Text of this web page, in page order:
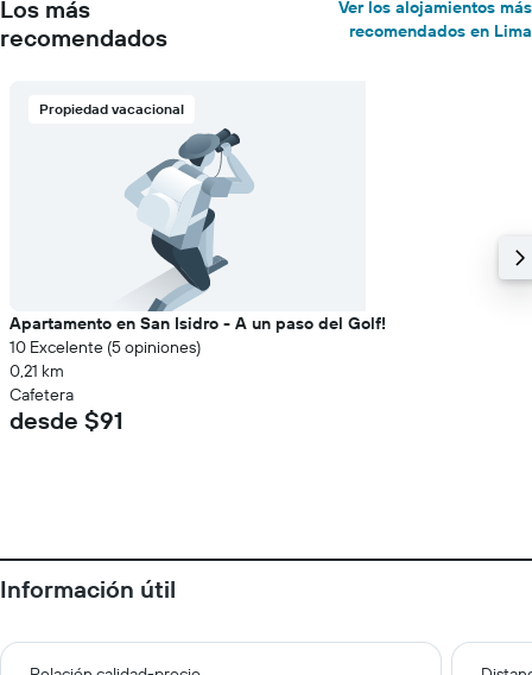
Los más
recomendados
Ver los alojamientos más
recomendados en Lima
Propiedad vacacional
Apartamento en San Isidro - A un paso del Golf!
10 Excelente (5 opiniones)
0,21 km
Cafetera
desde $91
Información útil